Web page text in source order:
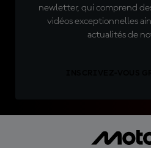
newletter, qui comprend
vidéos exceptionnelles
actualités de